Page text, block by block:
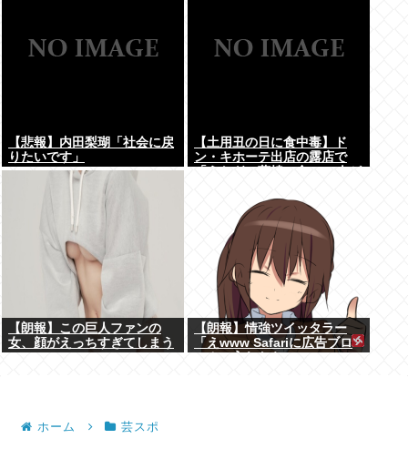
【悲報】内田梨瑚「社会に戻
りたいです」
【土用丑の日に食中毒】ド
ン・キホーテ出店の露店で
【朗報】この巨人ファンの
女、顔がえっちすぎてしまう
【朗報】情強ツイッタラー
「えwww Safariに広告ブロ
ホーム 芸スポ